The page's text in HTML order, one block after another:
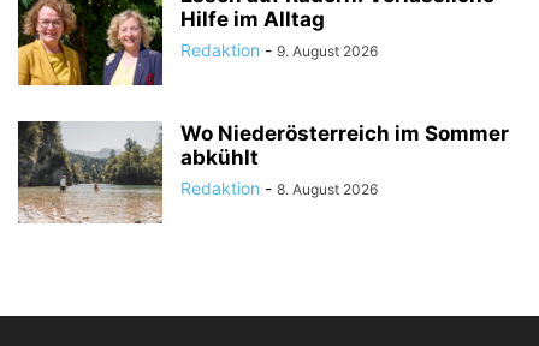
Hilfe im Alltag
Redaktion - 9. August 2026
Wo Niederösterreich im Sommer
abkühlt
Redaktion - 8. August 2026